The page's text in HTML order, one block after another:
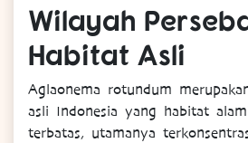
Wilayah
Habitat Asli
Aglaonema rotundum
asli Indonesia yang habitat
terbatas, utamanya